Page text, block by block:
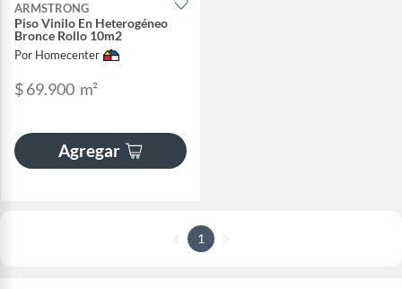
ARMSTRONG
Piso Vinilo En Heterogéneo
Bronce Rollo 10m2
Por Homecenter
$ 69.900 m²
Agregar
1